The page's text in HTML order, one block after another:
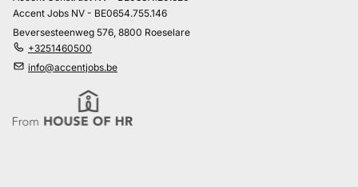
Accent Jobs NV - BE0654.755.146
Beversesteenweg 576, 8800 Roeselare
+3251460500
info@accentjobs.be